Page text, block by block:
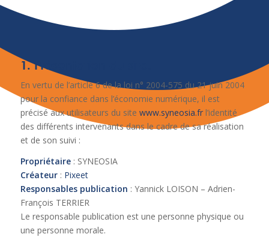
1. Présentation du site.
En vertu de l’article 6 de la loi n° 2004-575 du 21 juin 2004
pour la confiance dans l’économie numérique, il est
précisé aux utilisateurs du site www.syneosia.frl’identité
des différents intervenants dans le cadre de sa réalisation
et de son suivi :
Propriétaire: SYNEOSIA
Créateur: Pixeet
Responsables publication : Yannick LOISON – Adrien-
François TERRIER
Le responsable publication est une personne physique ou
une personne morale.